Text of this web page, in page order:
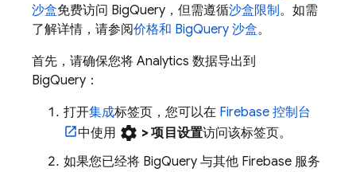
沙盒免费访问 BigQuery ，但需遵循沙盒限制。如需
了解详情，请参阅价格和 BigQuery 沙盒。
首先，请确保您将 Analytics 数据导出到
BigQuery ：
打开集成标签页，您可以在 Firebase 控制台
中使用 settings > 项目设置访问该标签页。
如果您已经将 BigQuery 与其他 Firebase 服务